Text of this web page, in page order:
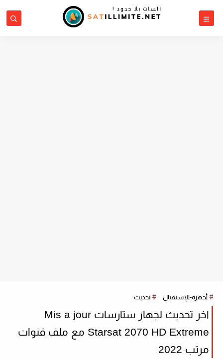
أجهزة-الإستقبال تحديث
اخر تحديث لجهاز ستارسات Mis a jour
Starsat 2070 HD Extreme مع ملف قنوات
مرتب 2022